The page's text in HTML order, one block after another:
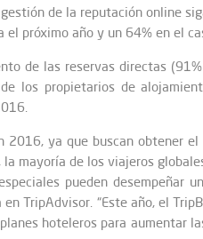
de la reputación online
próximo año y un 64% en el
de las reservas directas
los propietarios de
2016, ya que buscan obtener
mayoría de los viajeros
pueden desempeñar
TripAdvisor. “Este año, el
hoteleros para